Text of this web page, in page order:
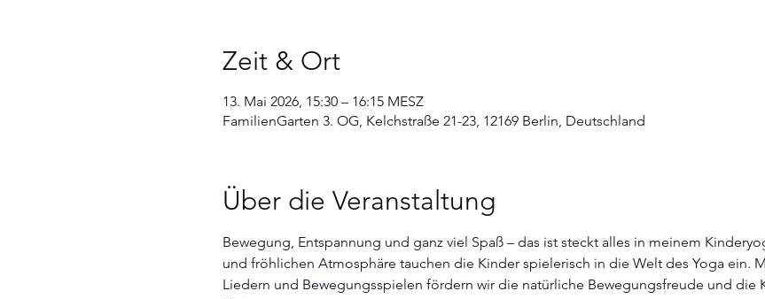
Zeit & Ort
13. Mai 2026, 15:30 – 16:15 MESZ
FamilienGarten 3. OG, Kelchstraße 21-23, 12169 Berlin, Deutschland
Über die Veranstaltung
Bewegung, Entspannung und ganz viel Spaß – das ist steckt alles in meinem
und fröhlichen Atmosphäre tauchen die Kinder spielerisch in die Welt des Yoga ein.
Liedern und Bewegungsspielen fördern wir die natürliche Bewegungsfreude und die